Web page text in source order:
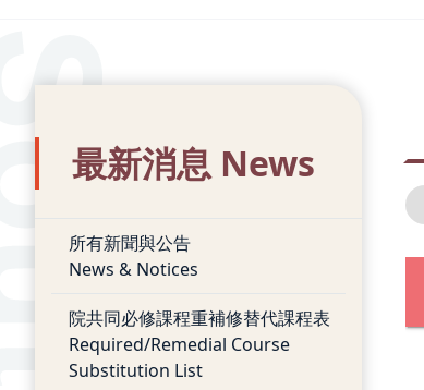
:::
最新消息 News
所有新聞與公告
News & Notices
院共同必修課程重補修替代課程表
Required/Remedial Course
Substitution List